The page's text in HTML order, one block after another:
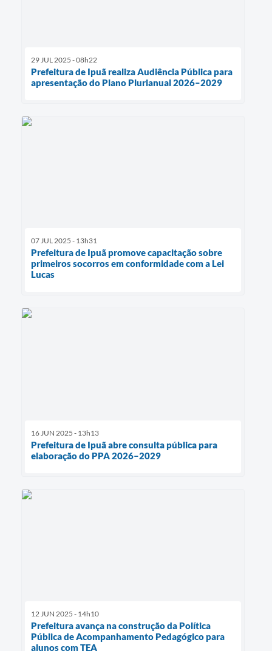
29 JUL 2025 - 08h22
Prefeitura de Ipuã realiza Audiência Pública para
apresentação do Plano Plurianual 2026–2029
07 JUL 2025 - 13h31
Prefeitura de Ipuã promove capacitação sobre
primeiros socorros em conformidade com a Lei
Lucas
16 JUN 2025 - 13h13
Prefeitura de Ipuã abre consulta pública para
elaboração do PPA 2026–2029
12 JUN 2025 - 14h10
Prefeitura avança na construção da Política
Pública de Acompanhamento Pedagógico para
alunos com TEA